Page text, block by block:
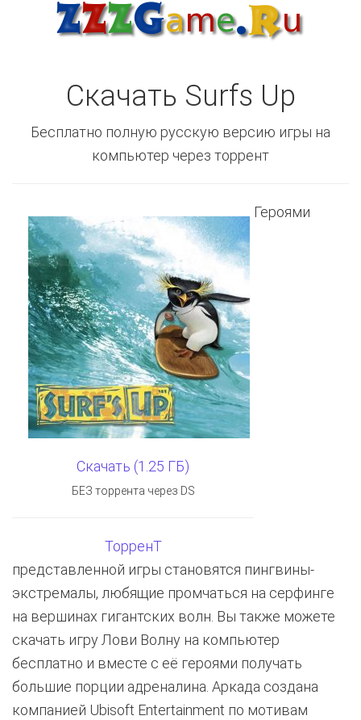
Скачать Surfs Up
Бесплатно полную русскую версию игры на
компьютер через торрент
Скачать (1.25 ГБ)
БЕЗ торрента через DS
ТорренТ
Героями
представленной игры становятся пингвины-
экстремалы, любящие промчаться на серфинге
на вершинах гигантских волн. Вы также можете
скачать игру Лови Волну на компьютер
бесплатно и вместе с её героями получать
большие порции адреналина. Аркада создана
компанией Ubisoft Entertainment по мотивам